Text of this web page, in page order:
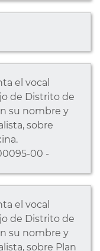
el vocal
de Distrito de
su nombre y
sobre
00 -
el vocal
de Distrito de
su nombre y
sobre Plan